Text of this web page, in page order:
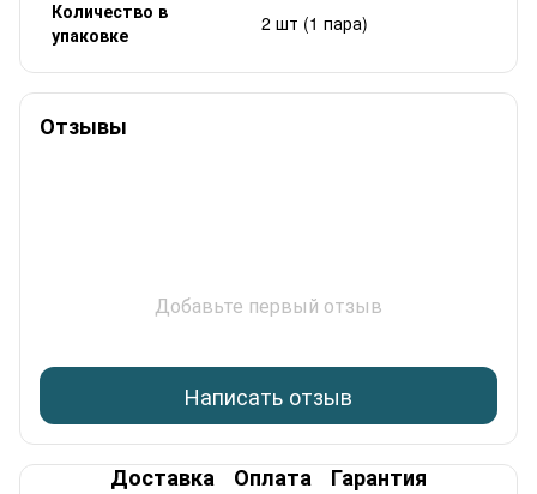
Количество в
упаковке
2 шт (1 пара)
Отзывы
Добавьте первый отзыв
Написать отзыв
Доставка Оплата Гарантия